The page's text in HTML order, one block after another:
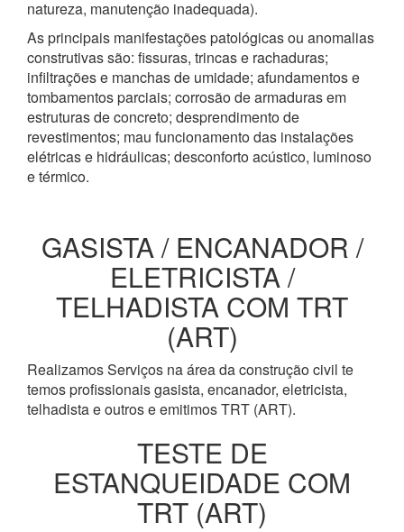
natureza, manutenção inadequada).
As principais manifestações patológicas ou anomalias
construtivas são: fissuras, trincas e rachaduras;
infiltrações e manchas de umidade; afundamentos e
tombamentos parciais; corrosão de armaduras em
estruturas de concreto; desprendimento de
revestimentos; mau funcionamento das instalações
elétricas e hidráulicas; desconforto acústico, luminoso
e térmico.
GASISTA / ENCANADOR /
ELETRICISTA /
TELHADISTA COM TRT
(ART)
Realizamos Serviços na área da construção civil te
temos profissionais gasista, encanador, eletricista,
telhadista e outros e emitimos TRT (ART).
TESTE DE
ESTANQUEIDADE COM
TRT (ART)